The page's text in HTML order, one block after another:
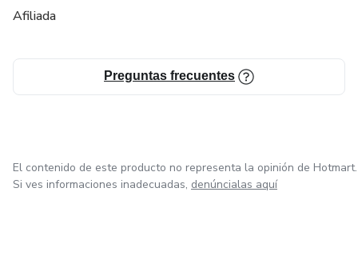
Afiliada
Preguntas frecuentes
El contenido de este producto no representa la opinión de Hotmart.
Si ves informaciones inadecuadas, denúncialas aquí